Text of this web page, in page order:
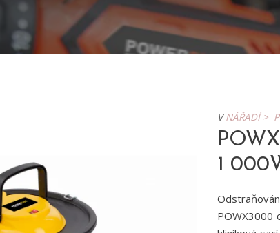
VNÁŘADÍ >
1
POWX3000